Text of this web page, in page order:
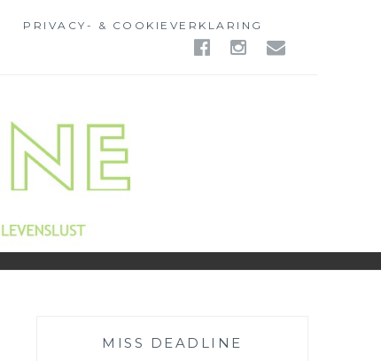
PRIVACY- & COOKIEVERKLARING
FACEBOOK
MISS DEADLINE